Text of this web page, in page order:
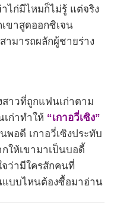
าไก่มีไหมก็ไม่รู้ แต่จริง
ขาสูดออกซิเจน
ามารถผลักผู้ชายร่าง
าวที่ถูกแฟนเก่าตาม
ก่าทำให้ “เกาอวี่เซิง”
พอดี เกาอวี่เซิงประทับ
ให้เขามาเป็นบอดี้
จว่ามีใครสักคนที่
แบบไหนต้องซื้อมาอ่าน